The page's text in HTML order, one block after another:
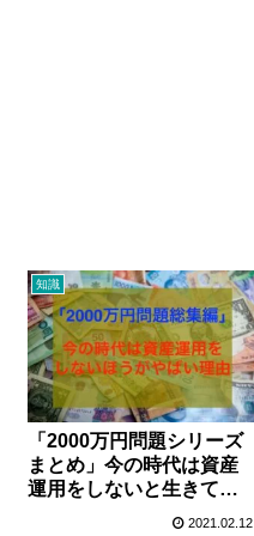
知識
「2000万円問題シリーズ
まとめ」今の時代は資産
運用をしないと生きてい
2021.02.12